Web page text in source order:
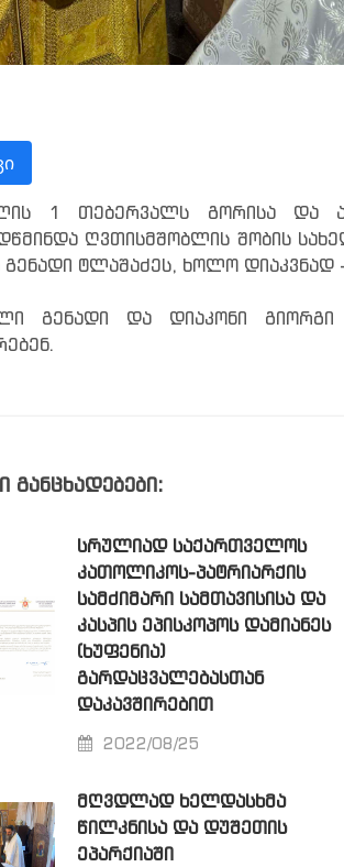
1 თებერვალს გორისა და
ღვთისმშობლის შობის
გენადი ტლაშაძეს, ხოლო დიაკვნად
გენადი და დიაკონი გიორგი
განცხადებები:
ᲡᲠᲣᲚᲘᲐᲓ ᲡᲐᲥᲐᲠᲗᲕᲔᲚᲝᲡ
ᲙᲐᲗᲝᲚᲘᲙᲝᲡ-ᲞᲐᲢᲠᲘᲐᲠᲥᲘᲡ
ᲡᲐᲛᲫᲘᲛᲐᲠᲘ ᲡᲐᲛᲗᲐᲕᲘᲡᲘᲡᲐ ᲓᲐ
ᲙᲐᲡᲞᲘᲡ ᲔᲞᲘᲡᲙᲝᲞᲝᲡ ᲓᲐᲛᲘᲐᲜᲔᲡ
(ᲮᲣᲤᲔᲜᲘᲐ)
ᲒᲐᲠᲓᲐᲪᲕᲐᲚᲔᲑᲐᲡᲗᲐᲜ
ᲓᲐᲙᲐᲕᲨᲘᲠᲔᲑᲘᲗ
2022/08/25
ᲛᲦᲕᲓᲚᲐᲓ ᲮᲔᲚᲓᲐᲡᲮᲛᲐ
ᲬᲘᲚᲙᲜᲘᲡᲐ ᲓᲐ ᲓᲣᲨᲔᲗᲘᲡ
ᲔᲞᲐᲠᲥᲘᲐᲨᲘ